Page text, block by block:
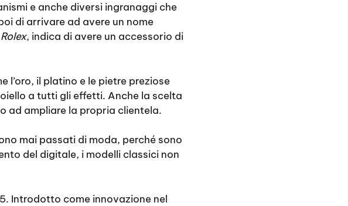
e anche diversi ingranaggi che
di arrivare ad avere un nome
Rolex, indica di avere un accessorio di
l’oro, il platino e le pietre preziose
a tutti gli effetti. Anche la scelta
ad ampliare la propria clientela.
mai passati di moda, perché sono
del digitale, i modelli classici non
Introdotto come innovazione nel